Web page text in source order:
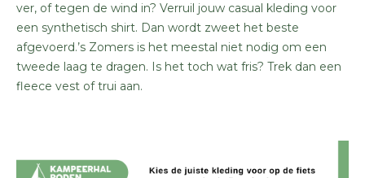
ver, of tegen de wind in? Verruil jouw casual kleding voor
een synthetisch shirt. Dan wordt zweet het beste
afgevoerd.’s Zomers is het meestal niet nodig om een
tweede laag te dragen. Is het toch wat fris? Trek dan een
fleece vest of trui aan.